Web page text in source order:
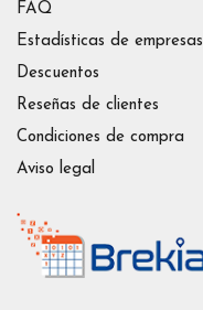
FAQ
Estadísticas de empresas
Descuentos
Reseñas de clientes
Condiciones de compra
Aviso legal